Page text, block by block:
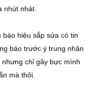
nhút nhát.
hiệu sắp sửa có tin
báo trước ý trung nhân
chỉ gây bực mình
mà thôi.